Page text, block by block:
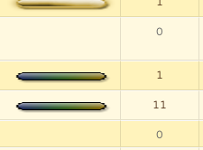
0
1
11
0